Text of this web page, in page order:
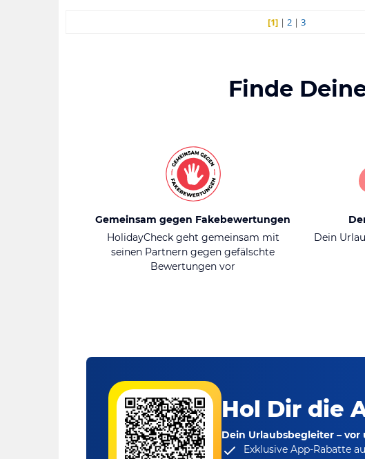
[1]| 2| 3
Finde
Gemeinsam gegen Fakebewertungen
HolidayCheck geht gemeinsam mit
seinen Partnern gegen gefälschte
Bewertungen vor
Dein
Hol Dir die
Dein Urlaubsbegleiter –
Exklusive App-Rabatte